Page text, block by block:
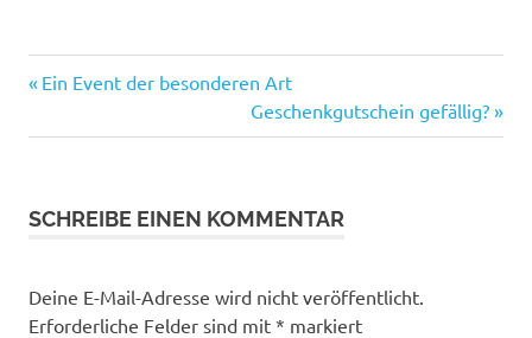
sdidivers
Beitragsnavigation
Vorheriger
Ein Event der besonderen Art
Nächster
Beitrag:
Geschenkgutschein gefällig?
SCHREIBE EINEN KOMMENTAR
Deine E-Mail-Adresse wird nicht veröffentlicht.
Erforderliche Felder sind mit * markiert